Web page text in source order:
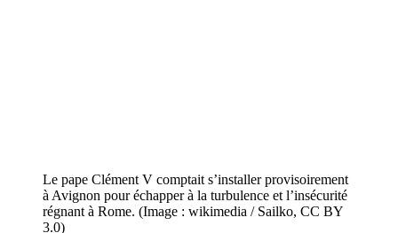
Le pape Clément V comptait s’installer provisoirement
à Avignon pour échapper à la turbulence et l’insécurité
régnant à Rome. (Image : wikimedia / Sailko, CC BY
3.0)